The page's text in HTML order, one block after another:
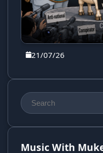
21/07/26
Music With